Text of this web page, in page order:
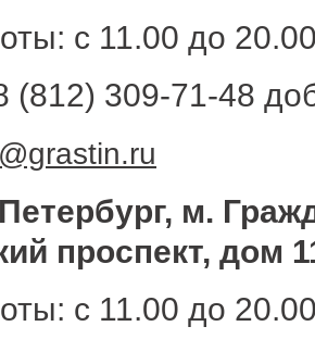
с 11.00 до
(812) 309-71-48
м.
проспект, дом
с 11.00 до